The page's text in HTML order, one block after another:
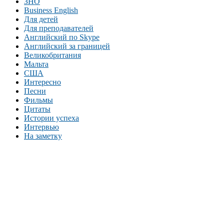
Business English
Для детей
Для преподавателей
Английский по Skype
Английский за границей
Великобритания
Мальта
США
Интересно
Песни
Фильмы
Цитаты
Истории успеха
Интервью
На заметку